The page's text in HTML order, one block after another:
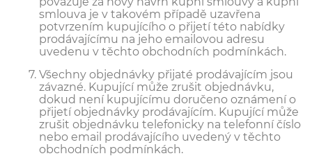
smlouva je v takovém případě uzavřena
potvrzením kupujícího o přijetí této nabídky
prodávajícímu na jeho emailovou adresu
uvedenu v těchto obchodních podmínkách.
Všechny objednávky přijaté prodávajícím jsou
závazné. Kupující může zrušit objednávku,
dokud není kupujícímu doručeno oznámení o
přijetí objednávky prodávajícím. Kupující může
zrušit objednávku telefonicky na telefonní číslo
nebo email prodávajícího uvedený v těchto
obchodních podmínkách.